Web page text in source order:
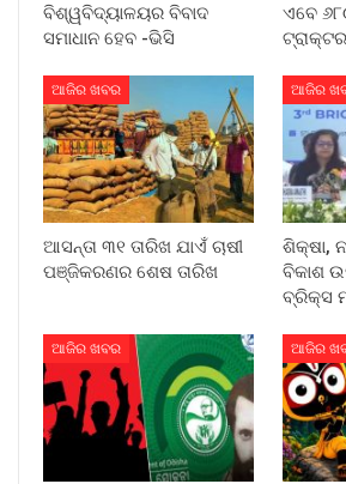
ବିଶ୍ୱବିଦ୍ୟାଳୟର ବିବାଦ
ସମାଧାନ ହେବ -ଭିସି
ଏବେ
ଆଜିର ଖବର
ଆସନ୍ତା ୩୧ ତାରିଖ ଯାଏଁ ଚାଷୀ
ପଞ୍ଜିକରଣର ଶେଷ ତାରିଖ
ଆଜିର
ଶିକ୍ଷା,
ବିକାଶ
ବ୍ରିକ୍ସ
ଆଜିର ଖବର ଆଜିର